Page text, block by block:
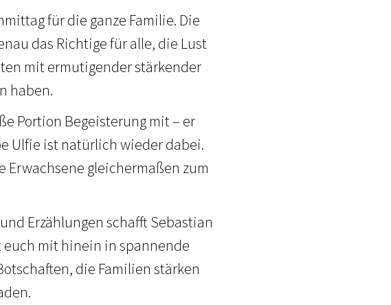
für die ganze Familie. Die
das Richtige für alle, die Lust
mit ermutigender stärkender
haben.
Portion Begeisterung mit – er
Ulfie ist natürlich wieder dabei.
gleichermaßen zum
Erzählungen schafft Sebastian
euch mit hinein in spannende
die Familien stärken